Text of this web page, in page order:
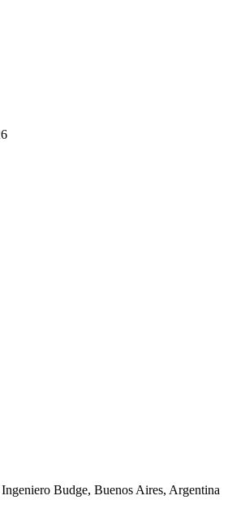
Budge, Buenos Aires, Argentina